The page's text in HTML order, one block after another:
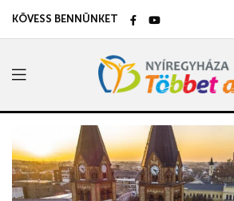
KÖVESS BENNÜNKET